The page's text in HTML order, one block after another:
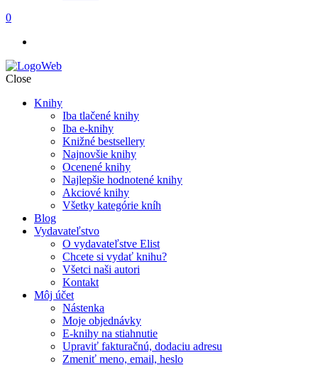
0
Close
Knihy
Iba tlačené knihy
Iba e-knihy
Knižné bestsellery
Najnovšie knihy
Ocenené knihy
Najlepšie hodnotené knihy
Akciové knihy
Všetky kategórie kníh
Blog
Vydavateľstvo
O vydavateľstve Elist
Chcete si vydať knihu?
Všetci naši autori
Kontakt
Môj účet
Nástenka
Moje objednávky
E-knihy na stiahnutie
Upraviť fakturačnú, dodaciu adresu
Zmeniť meno, email, heslo